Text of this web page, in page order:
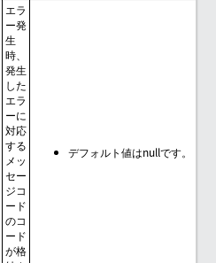
エラ
ー発
生
時、
発生
した
エラ
ーに
対応
する
メッ
セー
ジコ
ード
のコ
ード
が格
デフォルト値はnullです。